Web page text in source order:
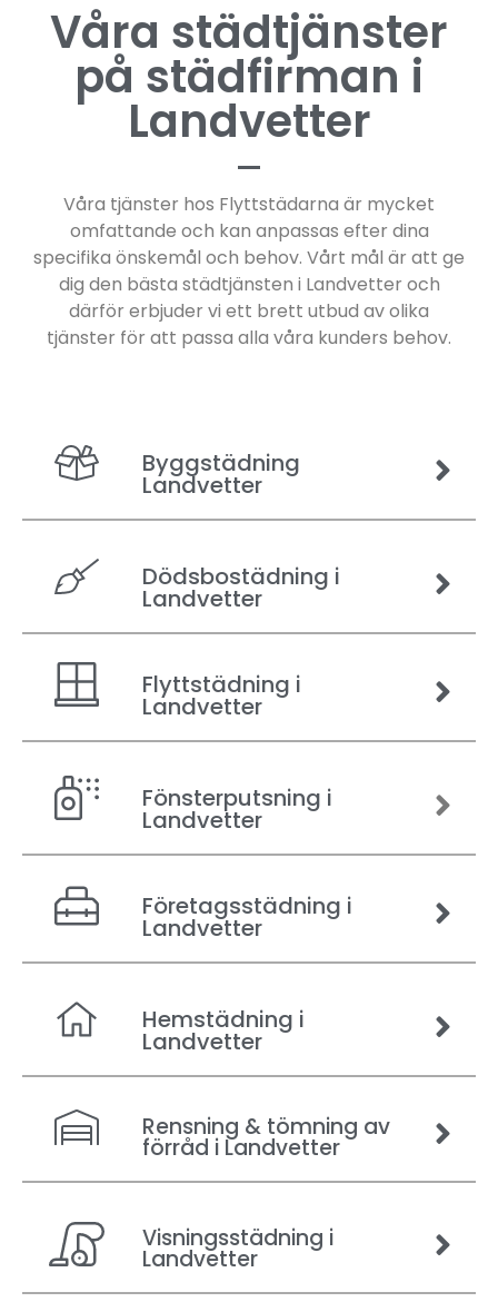
Våra städtjänster
på städfirman i
Landvetter
Våra tjänster hos Flyttstädarna är mycket
omfattande och kan anpassas efter dina
specifika önskemål och behov. Vårt mål är att ge
dig den bästa städtjänsten i Landvetter och
därför erbjuder vi ett brett utbud av olika
tjänster för att passa alla våra kunders behov.
Byggstädning
Landvetter
Dödsbostädning i
Landvetter
Flyttstädning i
Landvetter
Fönsterputsning i
Landvetter
Företagsstädning i
Landvetter
Hemstädning i
Landvetter
Rensning & tömning av
förråd i Landvetter
Visningsstädning i
Landvetter